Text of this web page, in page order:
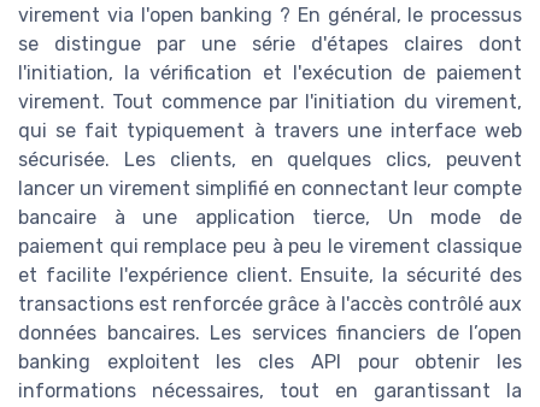
virement via l'open banking ? En général, le processus
se distingue par une série d'étapes claires dont
l'initiation, la vérification et l'exécution de paiement
virement. Tout commence par l'initiation du virement,
qui se fait typiquement à travers une interface web
sécurisée. Les clients, en quelques clics, peuvent
lancer un virement simplifié en connectant leur compte
bancaire à une application tierce, Un mode de
paiement qui remplace peu à peu le virement classique
et facilite l'expérience client. Ensuite, la sécurité des
transactions est renforcée grâce à l'accès contrôlé aux
données bancaires. Les services financiers de l’open
banking exploitent les cles API pour obtenir les
informations nécessaires, tout en garantissant la